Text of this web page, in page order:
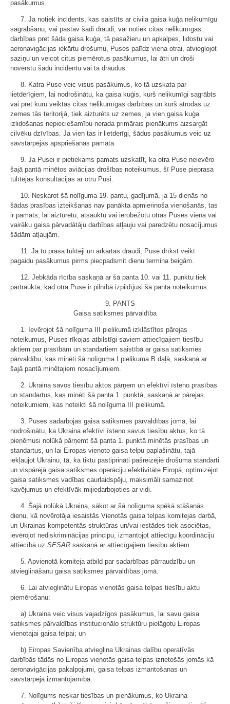
pasākumus.
7. Ja notiek incidents, kas saistīts ar civila gaisa kuģa nelikumīgu
sagrābšanu, vai pastāv šādi draudi, vai notiek citas nelikumīgas
darbības pret šāda gaisa kuģa, tā pasažieru un apkalpes, lidostu vai
aeronavigācijas iekārtu drošumu, Puses palīdz viena otrai, atvieglojot
saziņu un veicot citus piemērotus pasākumus, lai ātri un droši
novērstu šādu incidentu vai tā draudus.
8. Katra Puse veic visus pasākumus, ko tā uzskata par
lietderīgiem, lai nodrošinātu, ka gaisa kuģis, kurš nelikumīgi sagrābts
vai pret kuru veiktas citas nelikumīgas darbības un kurš atrodas uz
zemes tās teritorijā, tiek aizturēts uz zemes, ja vien gaisa kuģa
izlidošanas nepieciešamību nerada primārais pienākums aizsargāt
cilvēku dzīvības. Ja vien tas ir lietderīgi, šādus pasākumus veic uz
savstarpējas apspriešanās pamata.
9. Ja Pusei ir pietiekams pamats uzskatīt, ka otra Puse neievēro
šajā pantā minētos aviācijas drošības noteikumus, šī Puse pieprasa
tūlītējas konsultācijas ar otru Pusi.
10. Neskarot šā nolīguma 19. pantu, gadījumā, ja 15 dienās no
šādas prasības izteikšanas nav panākta apmierinoša vienošanās, tas
ir pamats, lai aizturētu, atsauktu vai ierobežotu otras Puses viena vai
vairāku gaisa pārvadātāju darbības atļauju vai paredzētu nosacījumus
šādām atļaujām.
11. Ja to prasa tūlītēji un ārkārtas draudi, Puse drīkst veikt
pagaidu pasākumus pirms piecpadsmit dienu termiņa beigām.
12. Jebkāda rīcība saskaņā ar šā panta 10. vai 11. punktu tiek
pārtraukta, kad otra Puse ir pilnībā izpildījusi šā panta noteikumus.
9. PANTS
Gaisa satiksmes pārvaldība
1. Ievērojot šā nolīguma III pielikumā izklāstītos pārejas
noteikumus, Puses rīkojas atbilstīgi saviem attiecīgajiem tiesību
aktiem par prasībām un standartiem saistībā ar gaisa satiksmes
pārvaldību, kas minēti šā nolīguma I pielikuma B daļā, saskaņā ar
šajā pantā minētajiem nosacījumiem.
2. Ukraina savos tiesību aktos pārņem un efektīvi īsteno prasības
un standartus, kas minēti šā panta 1. punktā, saskaņā ar pārejas
noteikumiem, kas noteikti šā nolīguma III pielikumā.
3. Puses sadarbojas gaisa satiksmes pārvaldības jomā, lai
nodrošinātu, ka Ukraina efektīvi īsteno savus tiesību aktus, ko tā
pieņēmusi nolūkā pārņemt šā panta 1. punktā minētās prasības un
standartus, un lai Eiropas vienoto gaisa telpu paplašinātu, tajā
iekļaujot Ukrainu, tā, ka tiktu pastiprināti pašreizējie drošuma standarti
un vispārējā gaisa satiksmes operāciju efektivitāte Eiropā, optimizējot
gaisa satiksmes vadības caurlaidspēju, maksimāli samazinot
kavējumus un efektīvāk mijiedarbojoties ar vidi.
4. Šajā nolūkā Ukraina, sākot ar šā nolīguma spēkā stāšanās
dienu, kā novērotāja iesaistās Vienotās gaisa telpas komitejas darbā,
un Ukrainas kompetentās struktūras un/vai iestādes tiek asociētas,
ievērojot nediskriminācijas principu, izmantojot attiecīgu koordināciju
attiecībā uz SESAR saskaņā ar attiecīgajiem tiesību aktiem.
5. Apvienotā komiteja atbild par sadarbības pārraudzību un
atvieglināšanu gaisa satiksmes pārvaldības jomā.
6. Lai atvieglinātu Eiropas vienotās gaisa telpas tiesību aktu
piemērošanu:
a) Ukraina veic visus vajadzīgos pasākumus, lai savu gaisa
satiksmes pārvaldības institucionālo struktūru pielāgotu Eiropas
vienotajai gaisa telpai; un
b) Eiropas Savienība atvieglina Ukrainas dalību operatīvās
darbībās tādās no Eiropas vienotās gaisa telpas izrietošās jomās kā
aeronavigācijas pakalpojumi, gaisa telpas izmantošanas un
savstarpējā izmantojamība.
7. Nolīgums neskar tiesības un pienākumus, ko Ukraina